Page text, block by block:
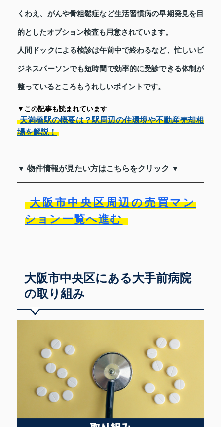
くわえ、がんや骨粗鬆症など生活習慣病の早期発見を目
的としたオプション検査も用意されています。
人間ドックによる検診は午前中で終わるなど、忙しいビ
ジネスパーソンでも短時間で効率的に受診できる体制が
整っているところもうれしいポイントです。
▼この記事も読まれています
天満橋駅の概要は？駅周辺の住環境や不動産売却相
場を解説！
▼ 物件情報が見たい方はこちらをクリック ▼
大阪市中央区周辺の売買マン
ション一覧へ進む
大阪市中央区にある大手前病院
の取り組み